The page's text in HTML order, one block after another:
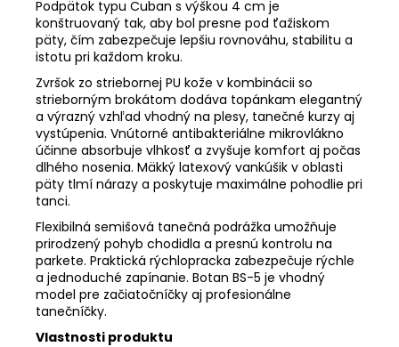
Podpätok typu Cuban s výškou 4 cm je
konštruovaný tak, aby bol presne pod ťažiskom
päty, čím zabezpečuje lepšiu rovnováhu, stabilitu a
istotu pri každom kroku.
Zvršok zo striebornej PU kože v kombinácii so
strieborným brokátom dodáva topánkam elegantný
a výrazný vzhľad vhodný na plesy, tanečné kurzy aj
vystúpenia. Vnútorné antibakteriálne mikrovlákno
účinne absorbuje vlhkosť a zvyšuje komfort aj počas
dlhého nosenia. Mäkký latexový vankúšik v oblasti
päty tlmí nárazy a poskytuje maximálne pohodlie pri
tanci.
Flexibilná semišová tanečná podrážka umožňuje
prirodzený pohyb chodidla a presnú kontrolu na
parkete. Praktická rýchlopracka zabezpečuje rýchle
a jednoduché zapínanie. Botan BS-5 je vhodný
model pre začiatočníčky aj profesionálne
tanečníčky.
Vlastnosti produktu